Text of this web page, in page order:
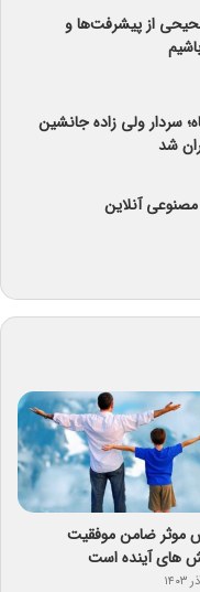
از پیشرفت‌ها و
سردار ولی زاده جانشین
شد
آنلاین
موثر ضامن موفقیت
های آینده است